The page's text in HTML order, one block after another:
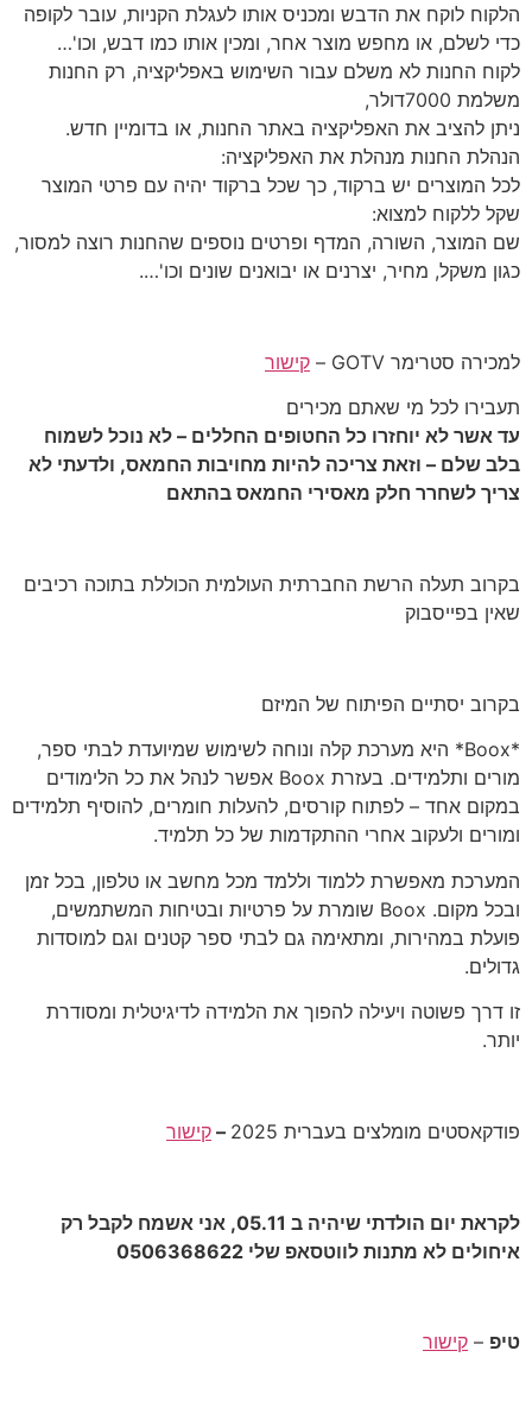
הלקוח לוקח את הדבש ומכניס אותו לעגלת הקניות, עובר לקופה
כדי לשלם, או מחפש מוצר אחר, ומכין אותו כמו דבש, וכו'…
לקוח החנות לא משלם עבור השימוש באפליקציה, רק החנות
משלמת 7000דולר,
ניתן להציב את האפליקציה באתר החנות, או בדומיין חדש.
הנהלת החנות מנהלת את האפליקציה:
לכל המוצרים יש ברקוד, כך שכל ברקוד יהיה עם פרטי המוצר
שקל ללקוח למצוא:
שם המוצר, השורה, המדף ופרטים נוספים שהחנות רוצה למסור,
כגון משקל, מחיר, יצרנים או יבואנים שונים וכו'….
למכירה סטרימר GOTV –
קישור
תעבירו לכל מי שאתם מכירים
עד אשר לא יוחזרו כל החטופים החללים – לא נוכל לשמוח
בלב שלם – וזאת צריכה להיות מחויבות החמאס, ולדעתי לא
צריך לשחרר חלק מאסירי החמאס בהתאם
בקרוב תעלה הרשת החברתית העולמית הכוללת בתוכה רכיבים
שאין בפייסבוק
בקרוב יסתיים הפיתוח של המיזם
*Boox* היא מערכת קלה ונוחה לשימוש שמיועדת לבתי ספר,
מורים ותלמידים. בעזרת Boox אפשר לנהל את כל הלימודים
במקום אחד – לפתוח קורסים, להעלות חומרים, להוסיף תלמידים
ומורים ולעקוב אחרי ההתקדמות של כל תלמיד.
המערכת מאפשרת ללמוד וללמד מכל מחשב או טלפון, בכל זמן
ובכל מקום. Boox שומרת על פרטיות ובטיחות המשתמשים,
פועלת במהירות, ומתאימה גם לבתי ספר קטנים וגם למוסדות
גדולים.
זו דרך פשוטה ויעילה להפוך את הלמידה לדיגיטלית ומסודרת
יותר.
פודקאסטים מומלצים בעברית 2025 – קישור
לקראת יום הולדתי שיהיה ב 05.11, אני אשמח לקבל רק
איחולים לא מתנות לווטסאפ שלי 0506368622
טיפ – קישור